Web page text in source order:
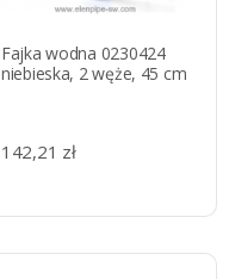
Fajka wodna 0230424
niebieska, 2 węże, 45 cm
142,21 zł